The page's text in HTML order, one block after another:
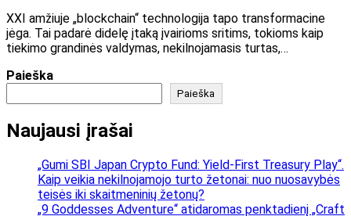
XXI amžiuje „blockchain“ technologija tapo transformacine
jėga. Tai padarė didelę įtaką įvairioms sritims, tokioms kaip
tiekimo grandinės valdymas, nekilnojamasis turtas,…
Paieška
Paieška
Naujausi įrašai
„Gumi SBI Japan Crypto Fund: Yield-First Treasury Play“.
Kaip veikia nekilnojamojo turto žetonai: nuo nuosavybės
teisės iki skaitmeninių žetonų?
„9 Goddesses Adventure“ atidaromas penktadienį „Craft